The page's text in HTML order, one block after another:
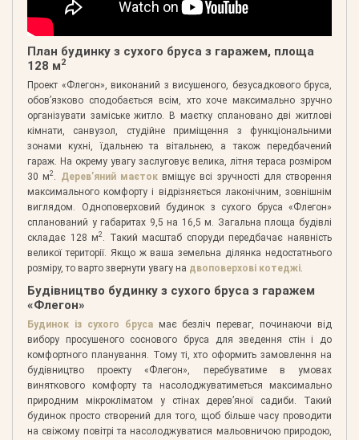
План будинку з сухого бруса з гаражем, площа
128 м2
Проект «Флегон», виконаний з висушеного, безусадкового бруса,
обов’язково сподобається всім, хто хоче максимально зручно
організувати заміське житло. В маєтку сплановано дві житлові
кімнати, санвузол, студійне приміщення з функціональними
зонами кухні, їдальнею та вітальнею, а також передбачений
гараж. На окрему увагу заслуговує велика, літня тераса розміром
30 м2 Дерев’яний маєтоквміщує всі зручності для створення
максимального комфорту і відрізняється лаконічним, зовнішнім
виглядом. Одноповерховий будинок з сухого бруса «Флегон»
спланований у габаритах 9,5 на 16,5 м. Загальна площа будівлі
складає 128 м2
. Такий масштаб споруди передбачає наявність
великої території. Якщо ж ваша земельна ділянка недостатнього
розміру, то варто звернути увагу на двоповерхові котеджі
Будівництво будинку з сухого бруса з гаражем
«Флегон»
Будинок із сухого брусамає безліч переваг, починаючи від
вибору просушеного соснового бруса для зведення стін і до
комфортного планування. Тому ті, хто оформить замовлення на
будівництво проекту «Флегон», перебуватиме в умовах
виняткового комфорту та насолоджуватиметься максимально
природним мікрокліматом у стінах дерев’яної садиби. Такий
будинок просто створений для того, щоб більше часу проводити
на свіжому повітрі та насолоджуватися мальовничою природою,